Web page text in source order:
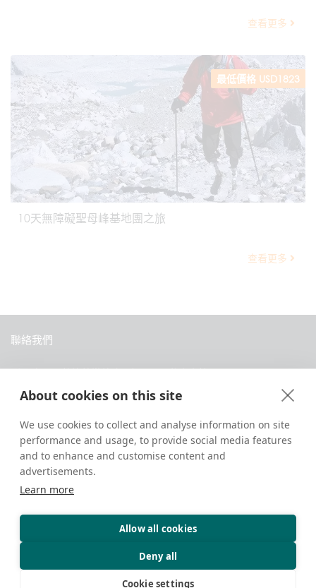
About cookies on this site
We use cookies to collect and analyse information on site
performance and usage, to provide social media features
and to enhance and customise content and
advertisements.
Learn more
Allow all cookies
Deny all
Cookie settings
查看更多
最低價格 USD1823
10天無障礙聖母峰基地團之旅
查看更多
聯絡我們
中國西藏拉薩當惹路8號 Dava 私人會館
+86 18583346229
inquiry@greattibettour.com
跟我們連絡
版權所有 © 2026. 保留所有權利. 旅遊小秘訣